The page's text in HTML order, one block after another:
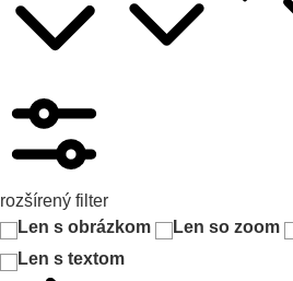
rozšírený filter
Len s obrázkom
Len so zoom
Len s textom